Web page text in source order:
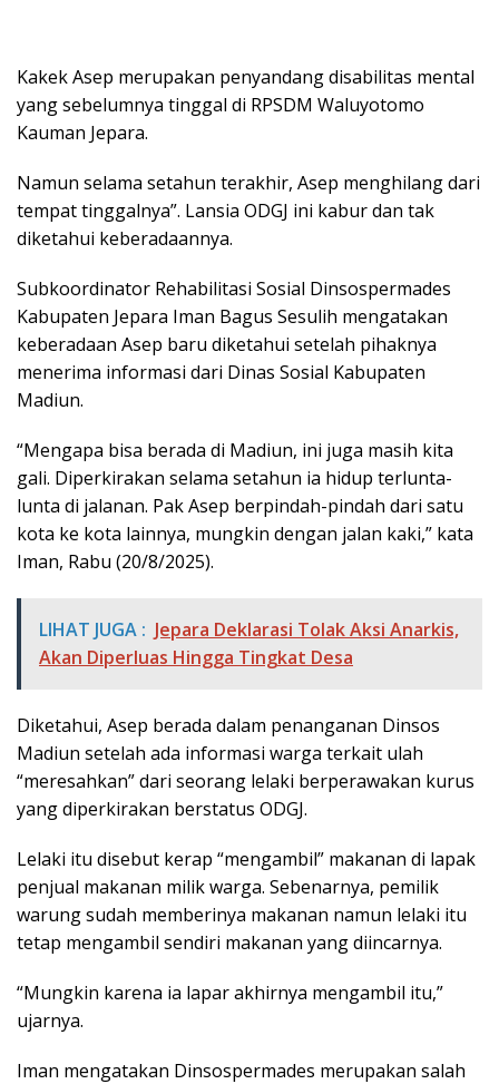
Kakek Asep merupakan penyandang disabilitas mental
yang sebelumnya tinggal di RPSDM Waluyotomo
Kauman Jepara.
Namun selama setahun terakhir, Asep menghilang dari
tempat tinggalnya”. Lansia ODGJ ini kabur dan tak
diketahui keberadaannya.
Subkoordinator Rehabilitasi Sosial Dinsospermades
Kabupaten Jepara Iman Bagus Sesulih mengatakan
keberadaan Asep baru diketahui setelah pihaknya
menerima informasi dari Dinas Sosial Kabupaten
Madiun.
“Mengapa bisa berada di Madiun, ini juga masih kita
gali. Diperkirakan selama setahun ia hidup terlunta-
lunta di jalanan. Pak Asep berpindah-pindah dari satu
kota ke kota lainnya, mungkin dengan jalan kaki,” kata
Iman, Rabu (20/8/2025).
LIHAT JUGA : Jepara Deklarasi Tolak Aksi Anarkis,
Akan Diperluas Hingga Tingkat Desa
Diketahui, Asep berada dalam penanganan Dinsos
Madiun setelah ada informasi warga terkait ulah
“meresahkan” dari seorang lelaki berperawakan kurus
yang diperkirakan berstatus ODGJ.
Lelaki itu disebut kerap “mengambil” makanan di lapak
penjual makanan milik warga. Sebenarnya, pemilik
warung sudah memberinya makanan namun lelaki itu
tetap mengambil sendiri makanan yang diincarnya.
“Mungkin karena ia lapar akhirnya mengambil itu,”
ujarnya.
Iman mengatakan Dinsospermades merupakan salah